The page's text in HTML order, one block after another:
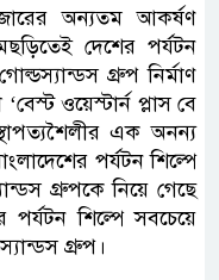
অন্যতম আকর্ষণ
দেশের পর্যটন
গ্রুপ নির্মাণ
ওয়েস্টার্ন প্লাস বে
এক অনন্য
পর্যটন শিল্পে
গ্রুপকে নিয়ে গেছে
পর্যটন শিল্পে সবচেয়ে
গ্রুপ।